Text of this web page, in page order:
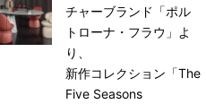
チャーブランド「ポル
トローナ・フラウ」よ
り、
新作コレクション「The
Five Seasons